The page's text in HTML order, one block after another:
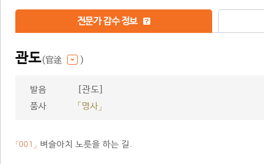
전문가 감수 정보
관도(官途 )
발음 [관도]
품사 「명사」
「001」 벼슬아치 노릇을 하는 길.